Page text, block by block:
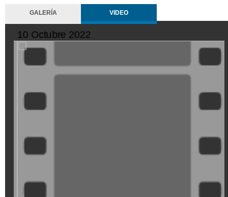
GALERÍA VIDEO
10 Octubre 2022
XDGVyvJOFpI